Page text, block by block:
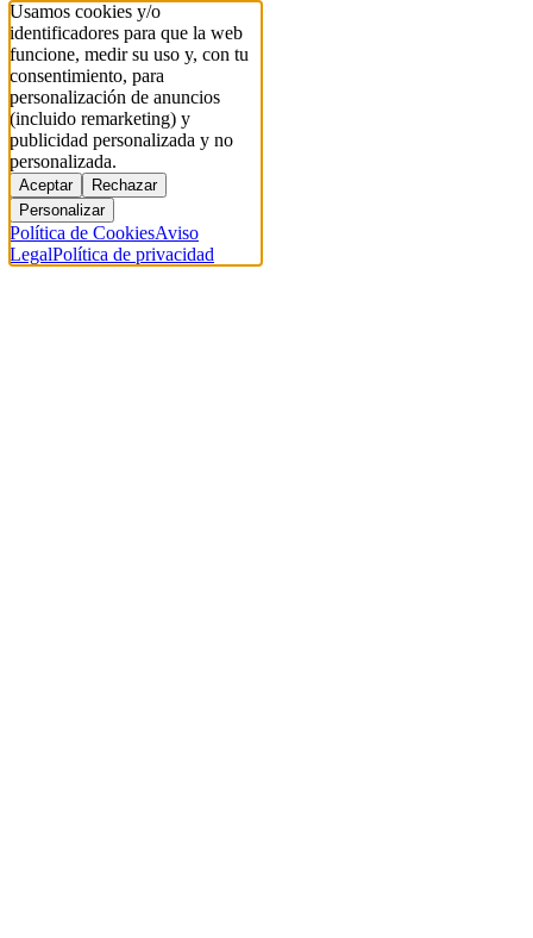
Usamos cookies y/o
identificadores para que la web
funcione, medir su uso y, con tu
consentimiento, para
personalización de anuncios
(incluido remarketing) y
publicidad personalizada y no
personalizada.
Aceptar
Rechazar
Personalizar
Política de CookiesAviso
LegalPolítica de privacidad